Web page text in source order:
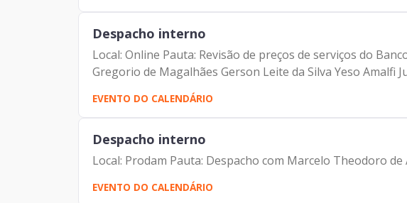
Despacho interno
Local: Online Pauta: Revisão de preços de serviços do
Gregorio de Magalhães Gerson Leite da Silva Yeso Amalfi
EVENTO DO CALENDÁRIO
Despacho interno
Local: Prodam Pauta: Despacho com Marcelo Theodoro
EVENTO DO CALENDÁRIO